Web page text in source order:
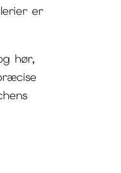
er
hør,